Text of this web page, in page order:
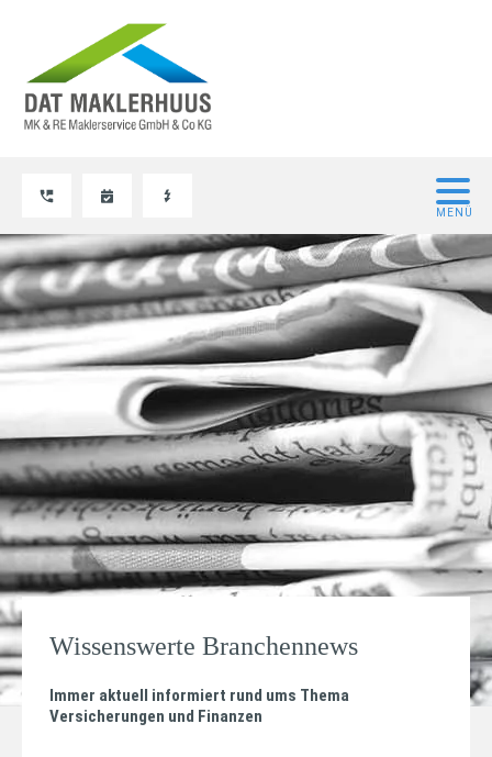
Wissenswerte Branchennews
Immer aktuell informiert rund ums Thema
Versicherungen und Finanzen